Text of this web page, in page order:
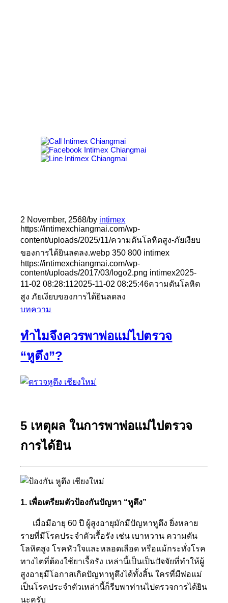
2 November, 2568/by intimex
https://intimexchiangmai.com/wp-
content/uploads/2025/11/ความดันโลหิตสูง-ภัยเงียบ
ของการได้ยินลดลง.webp 350 800 intimex
https://intimexchiangmai.com/wp-
content/uploads/2017/03/logo2.png intimex2025-
11-02 08:28:112025-11-02 08:25:46ความดันโลหิต
สูง ภัยเงียบของการได้ยินลดลง
บทความ
ทำไมจึงควรพาพ่อแม่ไปตรวจ
“หูตึง”?
5 เหตุผล ในการพาพ่อแม่ไปตรวจ
การได้ยิน
1. เพื่อเตรียมตัวป้องกันปัญหา “หูตึง”
เมื่อมีอายุ 60 ปี ผู้สูงอายุมักมีปัญหาหูตึง ยิ่งหลาย
รายที่มีโรคประจำตัวเรื้อรัง เช่น เบาหวาน ความดัน
โลหิตสูง โรคหัวใจและหลอดเลือด หรือแม้กระทั่งโรค
ทางไตที่ต้องใช้ยาเรื้อรัง เหล่านี้เป็นเป็นปัจจัยที่ทำให้ผู้
สูงอายุมีโอกาสเกิดปัญหาหูตึงได้ทั้งสิ้น ใครที่มีพ่อแม่
เป็นโรคประจำตัวเหล่านี้ก็รีบพาท่านไปตรวจการได้ยิน
นะครับ